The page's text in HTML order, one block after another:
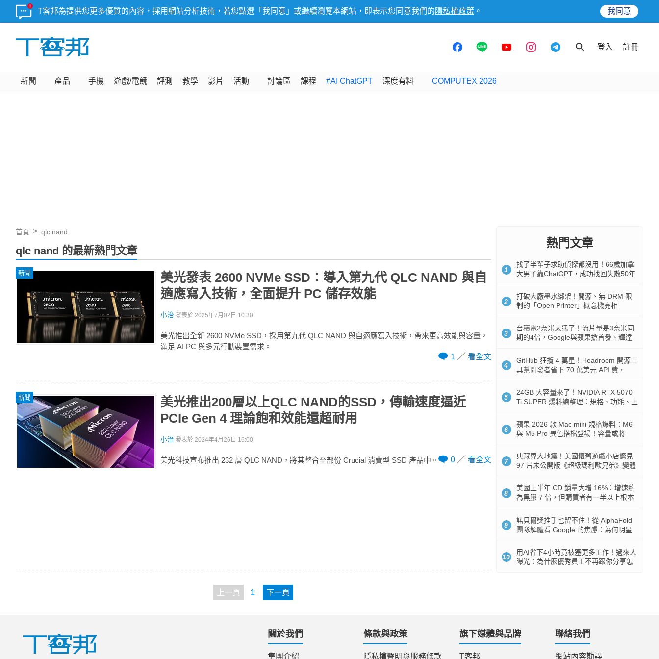
T客邦為提供您更多優質的內容，採用網站分析技術，若您點選「我同意」或繼續瀏覽本網站，即表示您同意我們的 隱私權政策 。 我同意
登入 註冊
新聞 產品 手機 遊戲/電競 評測 教學 影片 活動 討論區 課程 #AI ChatGPT 深度有料 COMPUTEX 2026
首頁 qlc nand
qlc nand 的最新熱門文章
新聞
美光發表 2600 NVMe SSD：導入第九代 QLC NAND 與自
適應寫入技術，全面提升 PC 儲存效能
小治 發表於 2025年7月02日 10:30
美光推出全新 2600 NVMe SSD，採用第九代 QLC NAND 與自適應寫入技術，帶來更高效能與容量，
滿足 AI PC 與多元行動裝置需求。
1
看全文
新聞
美光推出200層以上QLC NAND的SSD，傳輸速度逼近
PCIe Gen 4 理論飽和效能還超耐用
小治 發表於 2024年4月26日 16:00
美光科技宣布推出 232 層 QLC NAND，將其整合至部份 Crucial 消費型 SSD 產品中。 0 看全文
上一頁 1 下一頁
熱門文章
1
找了半輩子求助偵探都沒用！66歲加拿
大男子靠ChatGPT，成功找回失散50年
2
打破大廠墨水綁架！開源、無 DRM 限
制的「Open Printer」概念機亮相
3
台積電2奈米太猛了！流片量是3奈米同
期的4倍，Google與蘋果搶首發、輝達
4
GitHub 狂攬 4 萬星！Headroom 開源工
具幫開發者省下 70 萬美元 API 費，
5
24GB 大容量來了！NVIDIA RTX 5070
Ti SUPER 爆料總整理：規格、功耗、上
6
蘋果 2026 款 Mac mini 規格爆料：M6
與 M5 Pro 異色搭檔登場！容量或將
7
典藏界大地震！美國懷舊遊戲小店驚見
97 片未公開版《超級瑪利歐兄弟》變體
8
美國上半年 CD 銷量大增 16%：增速約
為黑膠 7 倍，但購買者有一半以上根本
9
諾貝爾獎推手也留不住！從 AlphaFold
團隊解體看 Google 的焦慮：為何明星
10
用AI省下4小時竟被塞更多工作！過來人
曝光：為什麼優秀員工不再跟你分享怎
關於我們
集團介紹
條款與政策
隱私權聲明與服務條款
旗下媒體與品牌
T客邦
聯絡我們
網站內容勘誤